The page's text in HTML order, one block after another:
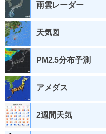
雨雲レーダー
天気図
PM2.5分布予測
アメダス
2週間天気